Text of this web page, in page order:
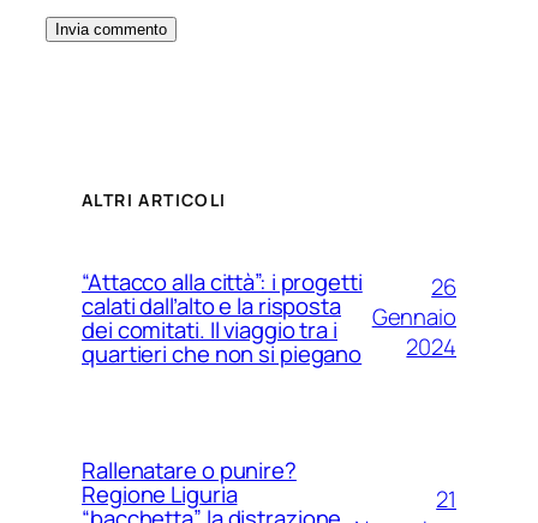
ALTRI ARTICOLI
“Attacco alla città”: i progetti
calati dall’alto e la risposta
dei comitati. Il viaggio tra i
quartieri che non si piegano
26
Gennaio
2024
Rallenatare o punire?
Regione Liguria
21